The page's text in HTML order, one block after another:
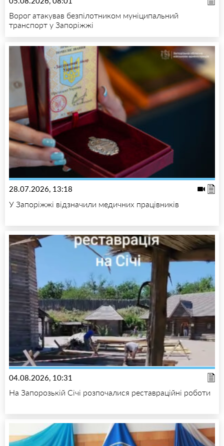
Ворог атакував безпілотником муніципальний
транспорт у Запоріжжі
28.07.2026, 13:18
У Запоріжжі відзначили медичних працівників
04.08.2026, 10:31
На Запорозькій Січі розпочалися реставраційні роботи